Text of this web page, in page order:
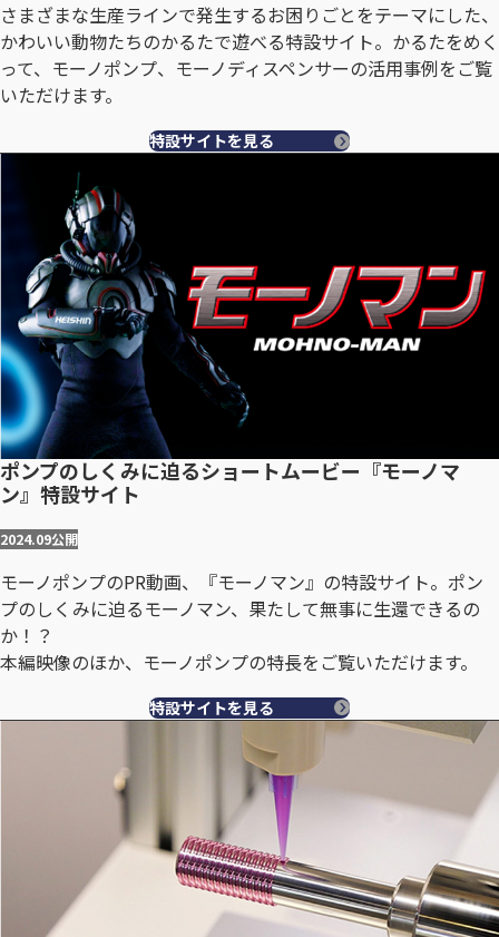
さまざまな生産ラインで発生するお困りごとをテーマにした、
かわいい動物たちのかるたで遊べる特設サイト。かるたをめく
って、モーノポンプ、モーノディスペンサーの活用事例をご覧
いただけます。
特設サイトを見る
ポンプのしくみに迫るショートムービー『モーノマ
ン』特設サイト
2024.09公開
モーノポンプのPR動画、『モーノマン』の特設サイト。ポン
プのしくみに迫るモーノマン、果たして無事に生還できるの
か！？
本編映像のほか、モーノポンプの特長をご覧いただけます。
特設サイトを見る